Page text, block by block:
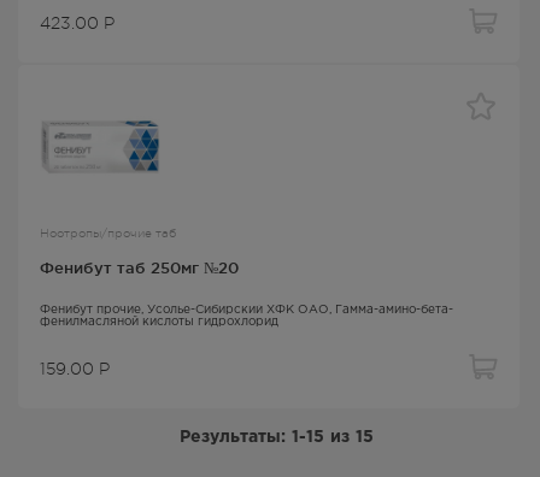
423.00 Р
Ноотропы/прочие таб
Фенибут таб 250мг №20
Фенибут прочие, Усолье-Сибирский ХФК ОАО,
Гамма-амино-бета-
фенилмасляной кислоты гидрохлорид
159.00 Р
Результаты: 1-15 из 15